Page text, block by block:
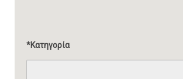
*Κατηγορία